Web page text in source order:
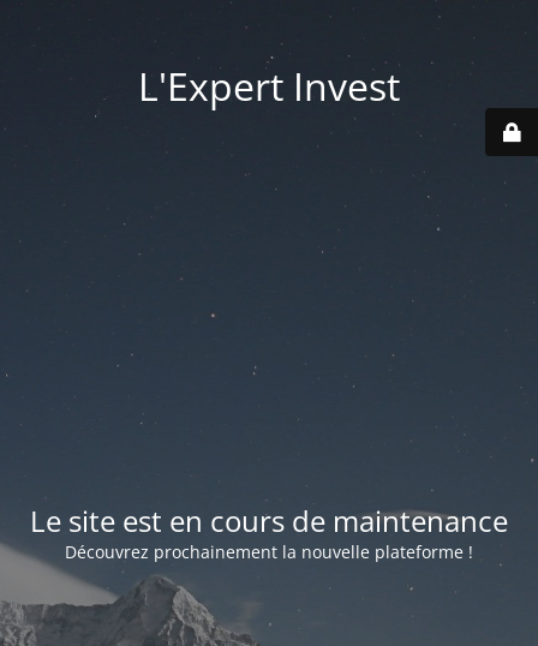
L'Expert Invest
Le site est en cours de maintenance
Découvrez prochainement la nouvelle plateforme !